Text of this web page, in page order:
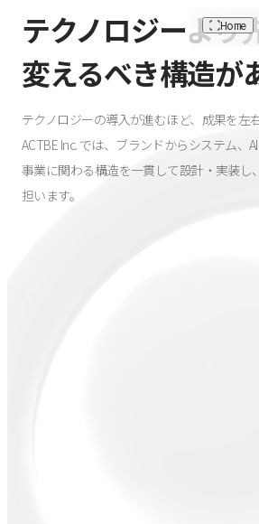
Home
ACTBE Inc.
テクノロジーより先に、変えるべき構
テクノロジーより
変えるべき構造が
テクノロジーの導入が進むほど、成果を左
ACTBE Inc. では、ブランドからシステム、AI
事業に関わる構造を一貫して設計・実装し
担います。